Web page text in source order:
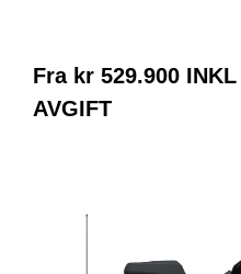
Fra kr 529.900 INKL
AVGIFT